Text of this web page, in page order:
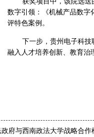
数字引领：《机械产品数字
评特色案例。
下一步，贵州电子科
融入人才培养创新、教育治
府与西南政法大学战略合